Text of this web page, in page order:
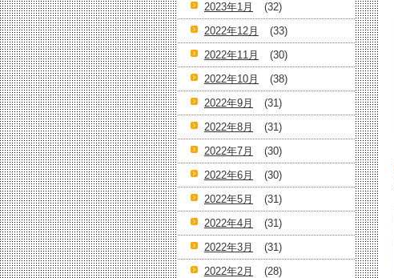
2023年1月
(32)
2022年12月
(33)
2022年11月
(30)
2022年10月
(38)
2022年9月
(31)
2022年8月
(31)
2022年7月
(30)
2022年6月
(30)
2022年5月
(31)
2022年4月
(31)
2022年3月
(31)
2022年2月
(28)